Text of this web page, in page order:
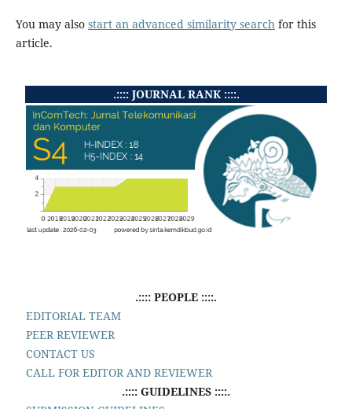
You may also start an advanced similarity searchfor this
article.
.:::: JOURNAL RANK ::::.
.:::: PEOPLE ::::.
EDITORIAL TEAM
PEER REVIEWER
CONTACT US
CALL FOR EDITOR AND REVIEWER
.:::: GUIDELINES ::::.